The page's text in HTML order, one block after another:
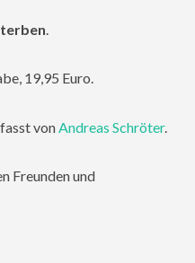
.
19,95 Euro.
von Andreas Schröter.
Freunden und